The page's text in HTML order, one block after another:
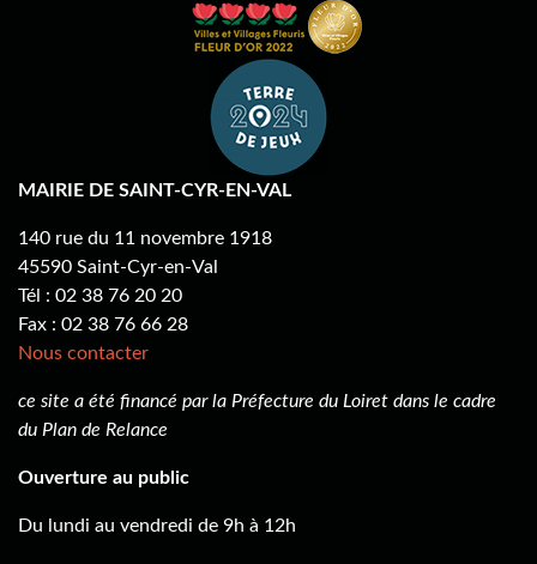
MAIRIE DE SAINT-CYR-EN-VAL
140 rue du 11 novembre 1918
45590 Saint-Cyr-en-Val
Tél : 02 38 76 20 20
Fax : 02 38 76 66 28
Nous contacter
ce site a été financé par la Préfecture du Loiret dans le cadre
du Plan de Relance
Ouverture au public
Du lundi au vendredi de 9h à 12h